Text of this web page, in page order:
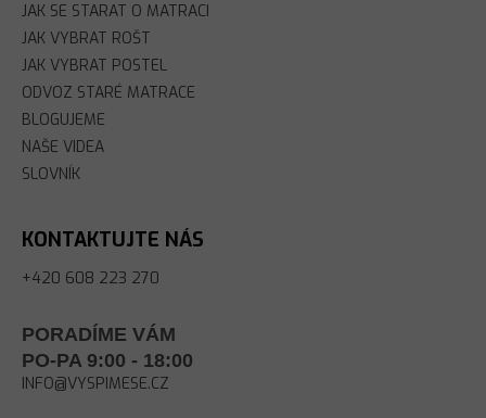
JAK SE STARAT O MATRACI
JAK VYBRAT ROŠT
JAK VYBRAT POSTEL
ODVOZ STARÉ MATRACE
BLOGUJEME
NAŠE VIDEA
SLOVNÍK
KONTAKTUJTE NÁS
+420 608 223 270
PORADÍME VÁM
PO-PA 9:00 - 18:00
INFO@VYSPIMESE.CZ